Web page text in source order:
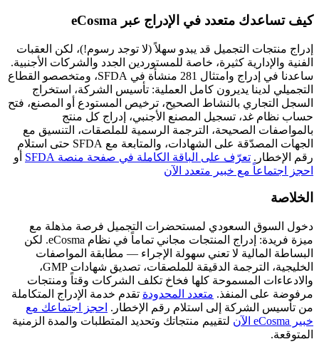
كيف تساعدك متعدد في الإدراج عبر eCosma
إدراج منتجات التجميل قد يبدو سهلاً (لا توجد رسوم!)، لكن العقبات
الفنية والإدارية كثيرة، خاصة للمستوردين الجدد والشركات الأجنبية.
ساعدنا في إدراج وامتثال 281 منشأة في SFDA، ومتخصصو القطاع
التجميلي لدينا يديرون كامل العملية: تأسيس الشركة، استخراج
السجل التجاري بالنشاط الصحيح، ترخيص المستودع أو المصنع، فتح
حساب نظام غد، تسجيل المصنع الأجنبي، إدراج كل منتج
بالمواصفات الصحيحة، الترجمة الرسمية للملصقات، التنسيق مع
الجهات المصدّقة على الشهادات، والمتابعة مع SFDA حتى استلام
رقم الإخطار. تعرّف على الباقة الكاملة في صفحة منصة SFDA
أو
احجز اجتماعاً مع خبير متعدد الآن
الخلاصة
دخول السوق السعودي لمستحضرات التجميل فرصة مذهلة مع
ميزة فريدة: إدراج المنتجات مجاني تماماً في نظام eCosma. لكن
البساطة المالية لا تعني سهولة الإجراء — مطابقة المواصفات
الخليجية، الترجمة الدقيقة للملصقات، تصديق شهادات GMP،
والادعاءات المسموحة كلها فخاخ تكلف الشركات وقتاً ومنتجات
مرفوضة على المنفذ. متعدد المحدودة تقدم خدمة الإدراج المتكاملة
من تأسيس الشركة إلى استلام رقم الإخطار. احجز اجتماعك مع
خبير eCosma الآن
لتقييم منتجاتك وتحديد المتطلبات والمدة الزمنية
المتوقعة.